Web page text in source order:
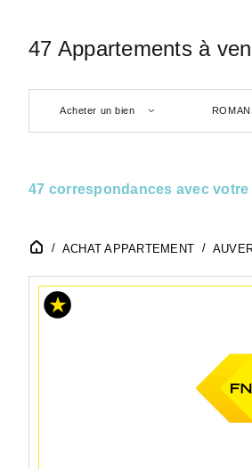
47 Appartements à
Acheter un bien
47 correspondances avec
ACHAT APPARTEMENT